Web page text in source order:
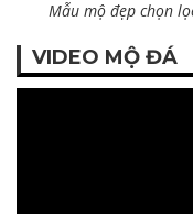
Mẫu mộ đẹp chọn
VIDEO MỘ ĐÁ